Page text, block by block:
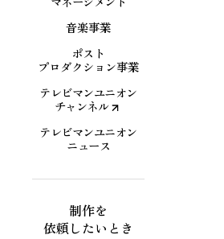
マネージメント
音楽事業
ポスト
プロダクション事業
テレビマンユニオン
チャンネル
テレビマンユニオン
ニュース
制作を
依頼したいとき